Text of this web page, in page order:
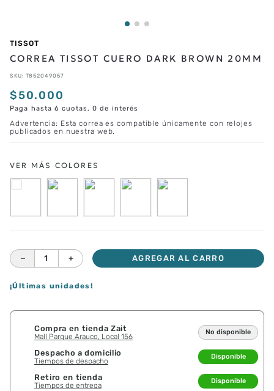
TISSOT
CORREA TISSOT CUERO DARK BROWN 20MM
SKU: T852049057
$50.000
Paga hasta 6 cuotas, 0 de interés
Advertencia: Esta correa es compatible únicamente con relojes
publicados en nuestra web.
＋
－ AGREGAR AL CARRO
¡Últimas unidades!
Compra en tienda Zait
Mall Parque Arauco, Local 156
No disponible
Despacho a domicilio
Tiempos de despacho
Disponible
Retiro en tienda
Tiempos de entrega
Disponible